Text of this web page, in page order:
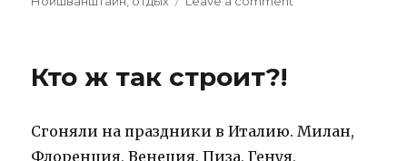
Кто ж так строит?!
Сгоняли на праздники в Италию. Милан,
Флоренция, Венеция, Пиза, Генуя,